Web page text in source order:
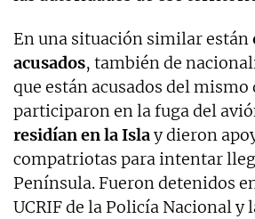
En una situación similar están
acusados, también de
que están acusados del
participaron en la fuga del
residían en la Islay dieron
compatriotas para intentar
Península. Fueron detenidos
UCRIF de la Policía Nacional y